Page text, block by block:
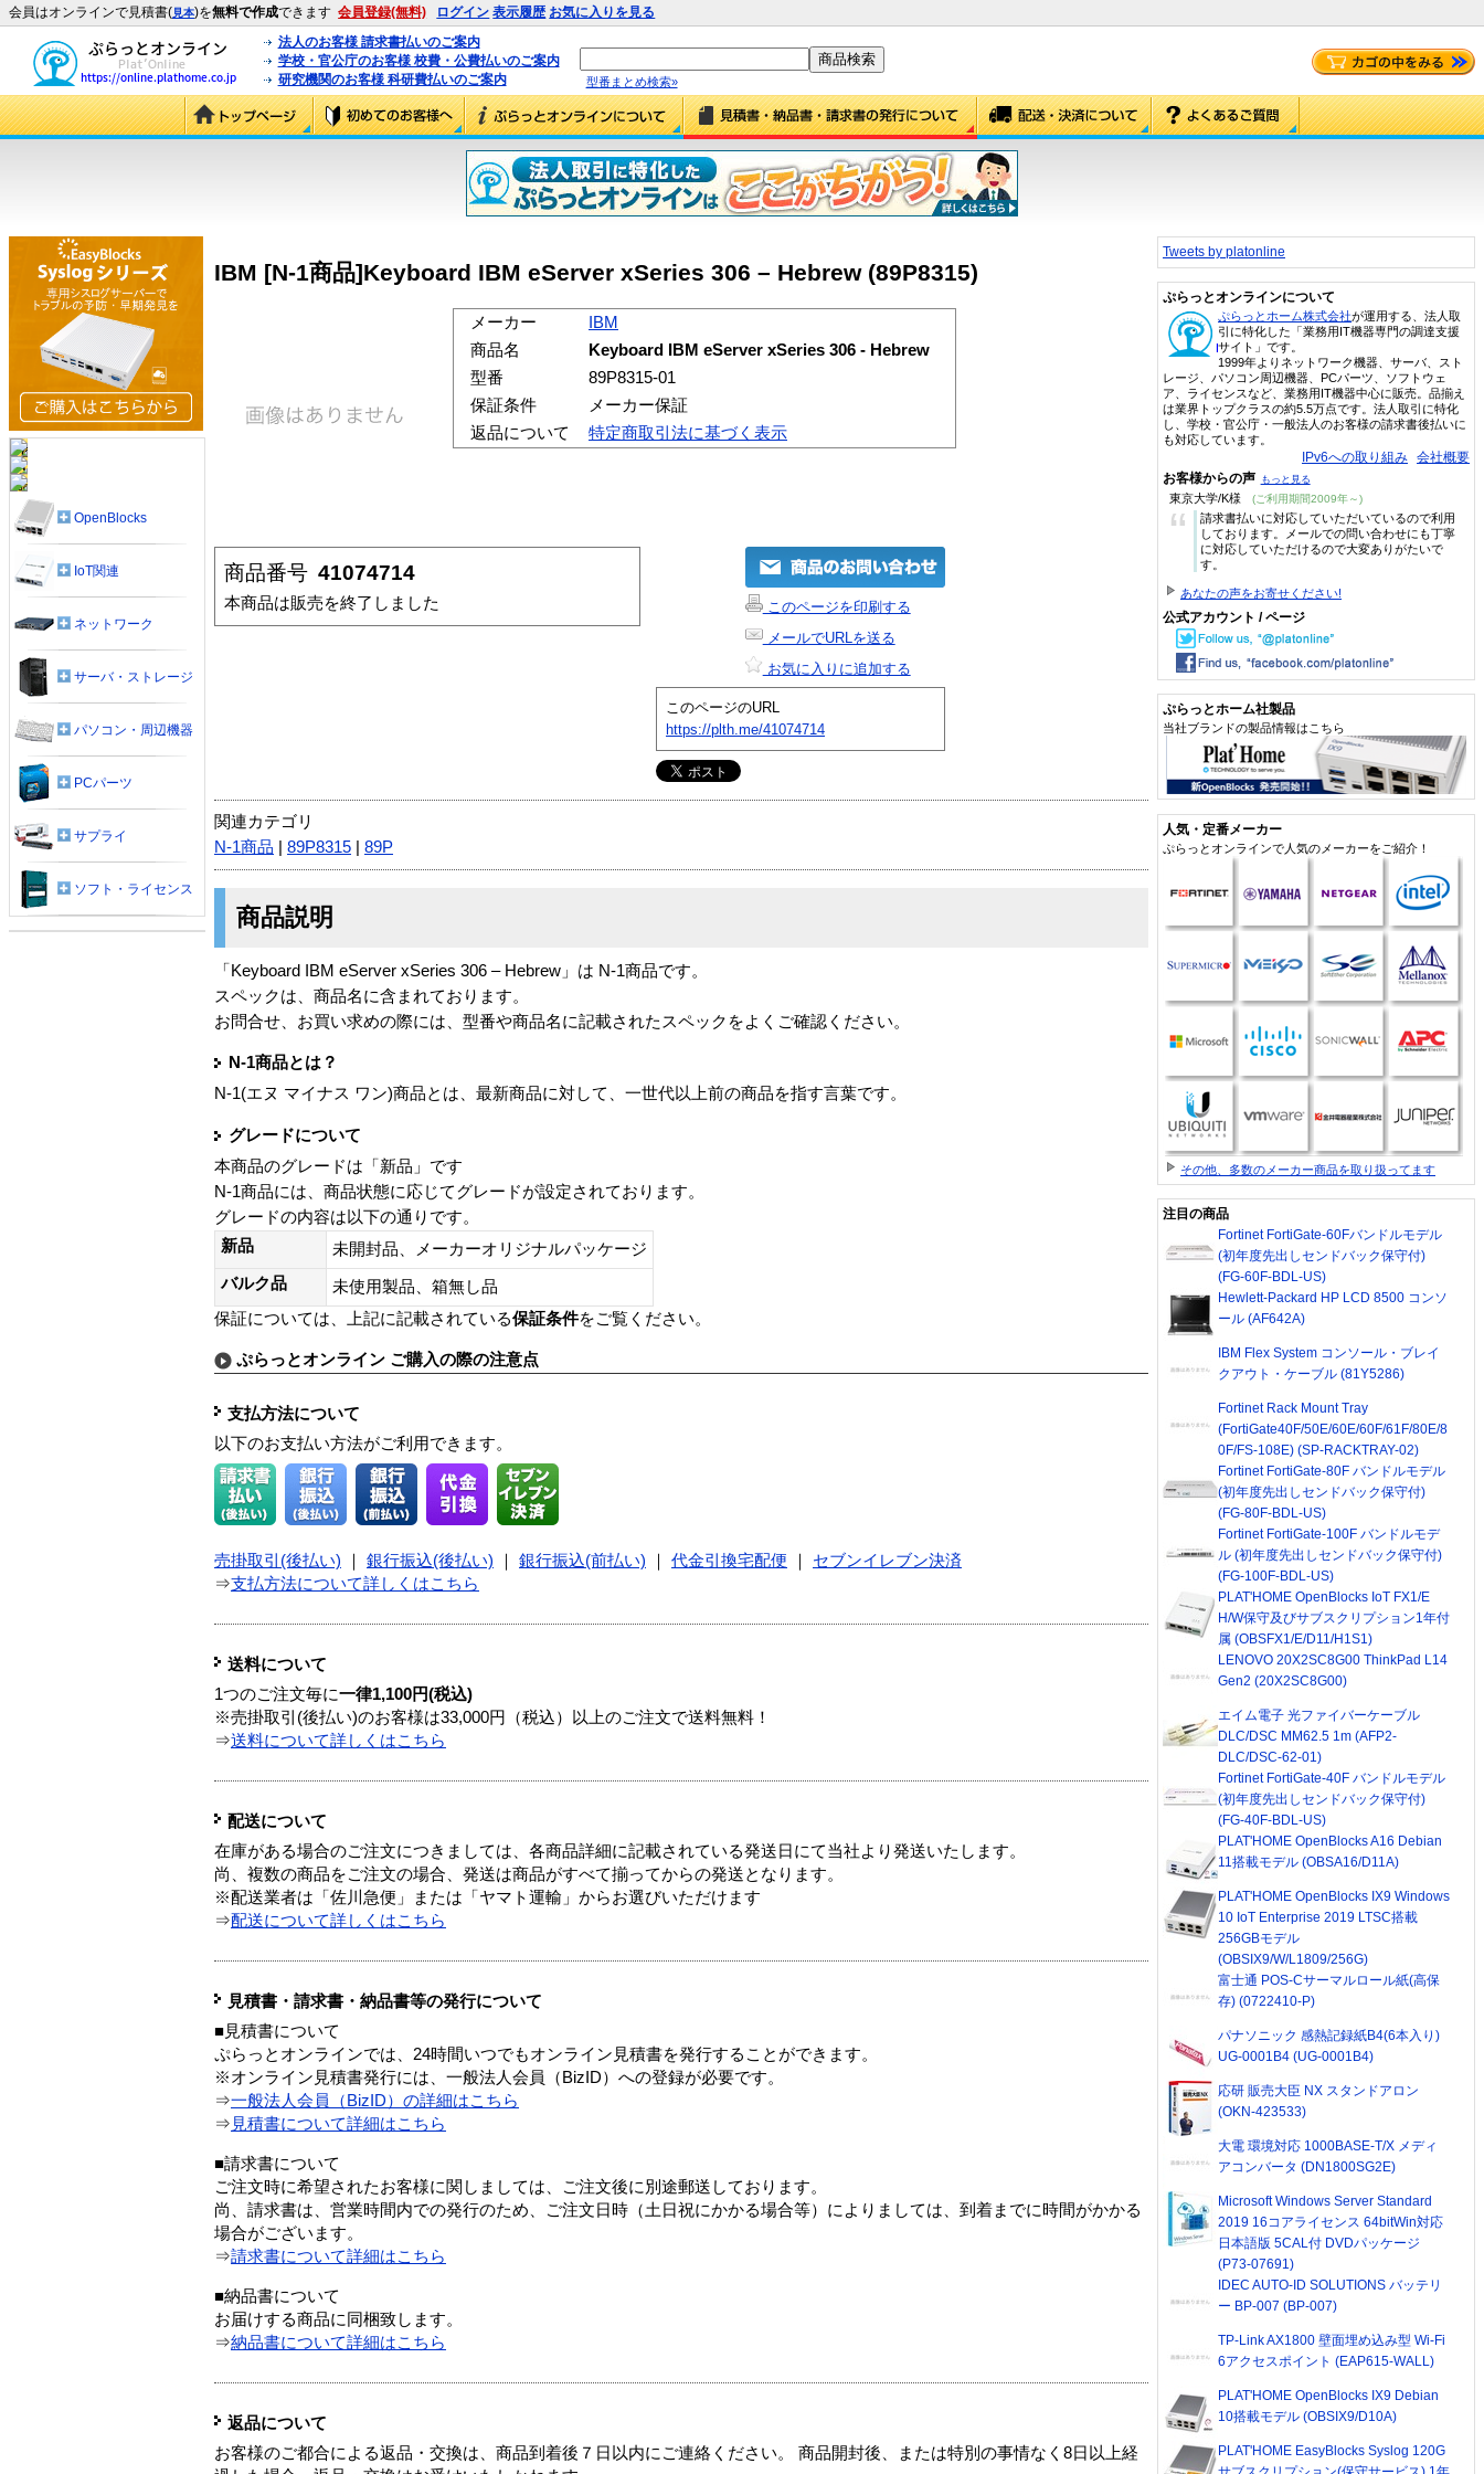
会員はオンラインで見積書(見本)を無料で作成できます 会員登録(無料) ログイン 表示履歴 お気に入りを見る
法人のお客様 請求書払いのご案内
学校・官公庁のお客様 校費・公費払いのご案内
研究機関のお客様 科研費払いのご案内
型番まとめ検索»
IBM [N-1商品]Keyboard IBM eServer xSeries 306 – Hebrew (89P8315)
メーカー
IBM
商品名
Keyboard IBM eServer xSeries 306 - Hebrew
型番
89P8315-01
保証条件
メーカー保証
返品について
特定商取引法に基づく表示
商品番号 41074714
本商品は販売を終了しました
このページを印刷する
メールでURLを送る
お気に入りに追加する
このページのURL
https://plth.me/41074714
関連カテゴリ
N-1商品
89P8315 89P
商品説明
「Keyboard IBM eServer xSeries 306 – Hebrew」は N-1商品です。
スペックは、商品名に含まれております。
お問合せ、お買い求めの際には、型番や商品名に記載されたスペックをよくご確認ください。
N-1商品とは？
N-1(エヌ マイナス ワン)商品とは、最新商品に対して、一世代以上前の商品を指す言葉です。
グレードについて
本商品のグレードは「新品」です
N-1商品には、商品状態に応じてグレードが設定されております。
グレードの内容は以下の通りです。
新品
未開封品、メーカーオリジナルパッケージ
バルク品
未使用製品、箱無し品
保証については、上記に記載されている保証条件をご覧ください。
ぷらっとオンライン ご購入の際の注意点
支払方法について
以下のお支払い方法がご利用できます。
売掛取引(後払い) 銀行振込(後払い) 銀行振込(前払い) 代金引換宅配便
セブンイレブン決済
⇒支払方法について詳しくはこちら
送料について
1つのご注文毎に一律1,100円(税込)
※売掛取引(後払い)のお客様は33,000円（税込）以上のご注文で送料無料！
⇒送料について詳しくはこちら
配送について
在庫がある場合のご注文につきましては、各商品詳細に記載されている発送日にて当社より発送いたします。
尚、複数の商品をご注文の場合、発送は商品がすべて揃ってからの発送となります。
※配送業者は「佐川急便」または「ヤマト運輸」からお選びいただけます
⇒配送について詳しくはこちら
見積書・請求書・納品書等の発行について
■見積書について
ぷらっとオンラインでは、24時間いつでもオンライン見積書を発行することができます。
※オンライン見積書発行には、一般法人会員（BizID）への登録が必要です。
⇒一般法人会員（BizID）の詳細はこちら
⇒ 見積書について詳細はこちら
■請求書について
ご注文時に希望されたお客様に関しましては、ご注文後に別途郵送しております。
尚、請求書は、営業時間内での発行のため、ご注文日時（土日祝にかかる場合等）によりましては、到着までに時間がかかる
場合がございます。
⇒請求書について詳細はこちら
■納品書について
お届けする商品に同梱致します。
⇒納品書について詳細はこちら
返品について
お客様のご都合による返品・交換は、商品到着後７日以内にご連絡ください。 商品開封後、または特別の事情なく8日以上経
OpenBlocks
IoT関連
ネットワーク
サーバ・ストレージ
パソコン・周辺機器
PCパーツ
サプライ
ソフト・ライセンス
Tweets by platonline
ぷらっとオンラインについて
ぷらっとホーム株式会社が運用する、法人取
引に特化した「業務用IT機器専門の調達支援
サイト」です。
1999年よりネットワーク機器、サーバ、スト
レージ、パソコン周辺機器、PCパーツ、ソフトウェ
ア、ライセンスなど、業務用IT機器中心に販売。品揃え
は業界トップクラスの約5.5万点です。法人取引に特化
し、学校・官公庁・一般法人のお客様の請求書後払いに
も対応しています。
IPv6への取り組み 会社概要
お客様からの声 もっと見る
東京大学/K様 (ご利用期間2009年～)
“
請求書払いに対応していただいているので利用
しております。メールでの問い合わせにも丁寧
に対応していただけるので大変ありがたいで
す。
あなたの声をお寄せください!
公式アカウント / ページ
ぷらっとホーム社製品
当社ブランドの製品情報はこちら
人気・定番メーカー
ぷらっとオンラインで人気のメーカーをご紹介！
その他、多数のメーカー商品を取り扱ってます
注目の商品
Fortinet FortiGate-60Fバンドルモデル
(初年度先出しセンドバック保守付)
(FG-60F-BDL-US)
Hewlett-Packard HP LCD 8500 コンソ
ール (AF642A)
IBM Flex System コンソール・ブレイ
クアウト・ケーブル (81Y5286)
Fortinet Rack Mount Tray
(FortiGate40F/50E/60E/60F/61F/80E/8
0F/FS-108E) (SP-RACKTRAY-02)
Fortinet FortiGate-80F バンドルモデル
(初年度先出しセンドバック保守付)
(FG-80F-BDL-US)
Fortinet FortiGate-100F バンドルモデ
ル (初年度先出しセンドバック保守付)
(FG-100F-BDL-US)
PLAT'HOME OpenBlocks IoT FX1/E
H/W保守及びサブスクリプション1年付
属 (OBSFX1/E/D11/H1S1)
LENOVO 20X2SC8G00 ThinkPad L14
Gen2 (20X2SC8G00)
エイム電子 光ファイバーケーブル
DLC/DSC MM62.5 1m (AFP2-
DLC/DSC-62-01)
Fortinet FortiGate-40F バンドルモデル
(初年度先出しセンドバック保守付)
(FG-40F-BDL-US)
PLAT'HOME OpenBlocks A16 Debian
11搭載モデル (OBSA16/D11A)
PLAT'HOME OpenBlocks IX9 Windows
10 IoT Enterprise 2019 LTSC搭載
256GBモデル
(OBSIX9/W/L1809/256G)
富士通 POS-Cサーマルロール紙(高保
存) (0722410-P)
パナソニック 感熱記録紙B4(6本入り)
UG-0001B4 (UG-0001B4)
応研 販売大臣 NX スタンドアロン
(OKN-423533)
大電 環境対応 1000BASE-T/X メディ
アコンバータ (DN1800SG2E)
Microsoft Windows Server Standard
2019 16コアライセンス 64bitWin対応
日本語版 5CAL付 DVDパッケージ
(P73-07691)
IDEC AUTO-ID SOLUTIONS バッテリ
ー BP-007 (BP-007)
TP-Link AX1800 壁面埋め込み型 Wi-Fi
6アクセスポイント (EAP615-WALL)
PLAT'HOME OpenBlocks IX9 Debian
10搭載モデル (OBSIX9/D10A)
PLAT'HOME EasyBlocks Syslog 120G